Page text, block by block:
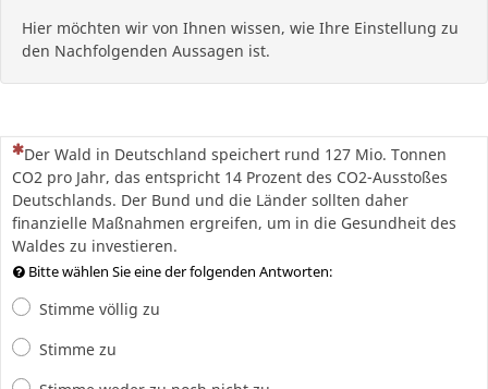
Hier möchten wir von Ihnen wissen, wie Ihre Einstellung zu
den Nachfolgenden Aussagen ist.
(Dies ist eine Pflichtfrage.)
Der Wald in Deutschland speichert rund 127 Mio. Tonnen
CO2 pro Jahr, das entspricht 14 Prozent des CO2-Ausstoßes
Deutschlands. Der Bund und die Länder sollten daher
finanzielle Maßnahmen ergreifen, um in die Gesundheit des
Waldes zu investieren.
Bitte wählen Sie eine der folgenden Antworten:
Stimme völlig zu
Stimme zu